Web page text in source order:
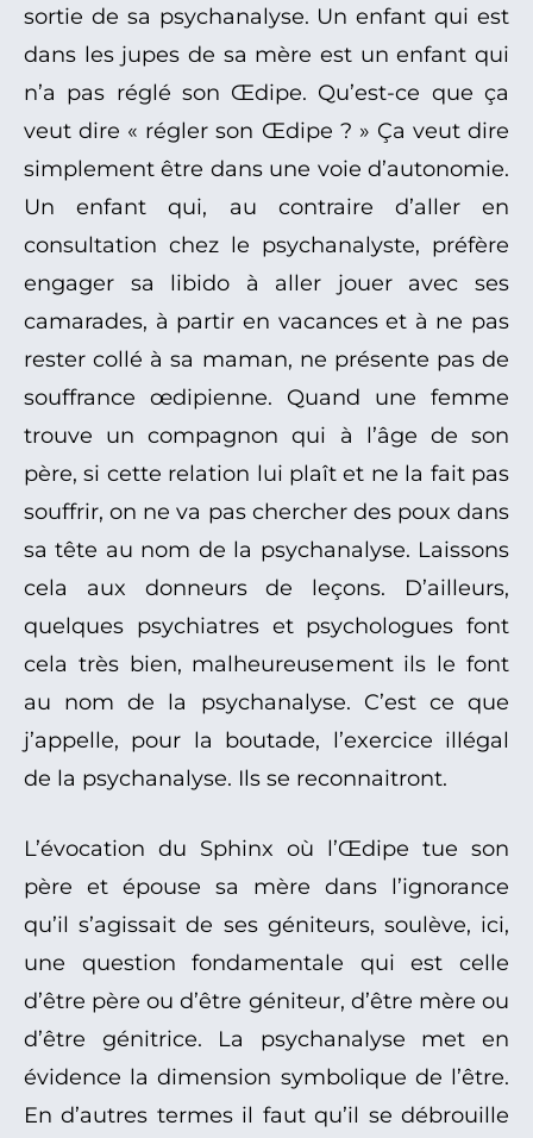
sortie de sa psychanalyse. Un enfant qui est
dans les jupes de sa mère est un enfant qui
n’a pas réglé son Œdipe. Qu’est-ce que ça
veut dire « régler son Œdipe ? » Ça veut dire
simplement être dans une voie d’autonomie.
Un enfant qui, au contraire d’aller en
consultation chez le psychanalyste, préfère
engager sa libido à aller jouer avec ses
camarades, à partir en vacances et à ne pas
rester collé à sa maman, ne présente pas de
souffrance œdipienne. Quand une femme
trouve un compagnon qui à l’âge de son
père, si cette relation lui plaît et ne la fait pas
souffrir, on ne va pas chercher des poux dans
sa tête au nom de la psychanalyse. Laissons
cela aux donneurs de leçons. D’ailleurs,
quelques psychiatres et psychologues font
cela très bien, malheureusement ils le font
au nom de la psychanalyse. C’est ce que
j’appelle, pour la boutade, l’exercice illégal
de la psychanalyse. Ils se reconnaitront.
L’évocation du Sphinx où l’Œdipe tue son
père et épouse sa mère dans l’ignorance
qu’il s’agissait de ses géniteurs, soulève, ici,
une question fondamentale qui est celle
d’être père ou d’être géniteur, d’être mère ou
d’être génitrice. La psychanalyse met en
évidence la dimension symbolique de l’être.
En d’autres termes il faut qu’il se débrouille